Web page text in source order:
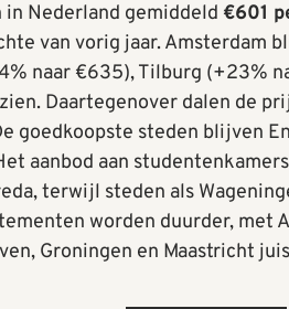
Nederland gemiddeld €601
van vorig jaar. Amsterdam
naar €635), Tilburg (+23%
Daartegenover dalen de
goedkoopste steden blijven
aanbod aan
terwijl steden als
worden duurder, met
Groningen en Maastricht